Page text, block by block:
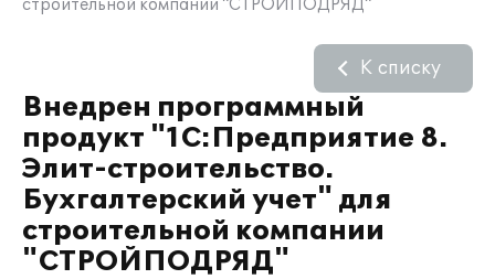
строительной компании "СТРОЙПОДРЯД"
Внедрен программный
продукт "1С:Предприятие 8.
Элит-строительство.
Бухгалтерский учет" для
строительной компании
"СТРОЙПОДРЯД"
К списку